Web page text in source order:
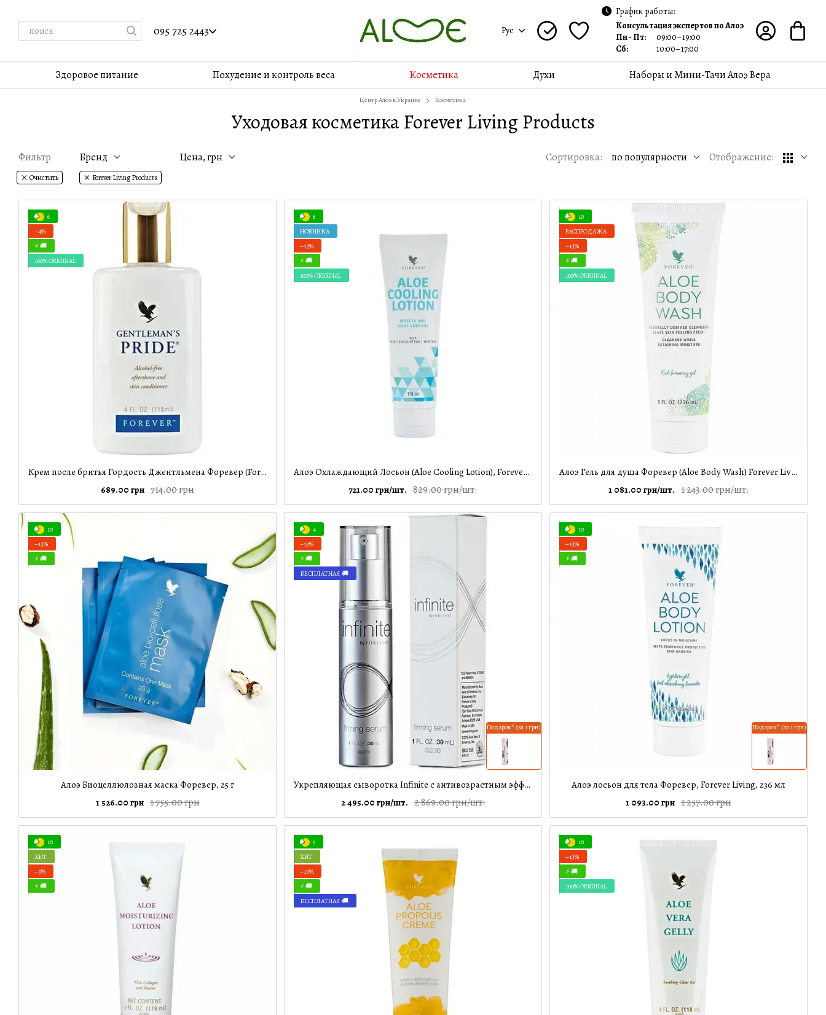
095 725 2443 Рус
График работы:
Консультация экспертов по Алоэ
Пн - Пт:
09:00–19:00
Сб:
10:00–17:00
Здоровое питание Похудение и контроль веса Косметика Духи Наборы и Мини-Тачи Алоэ Вера
Центр Алоэ в Украине Косметика
Уходовая косметика Forever Living Products
Фильтр
Очистить
Бренд
Forever Living Products
Цена, грн Сортировка: по популярности Отображение:
6
−4%
⚡ 🚚
100% ORIGINAL
Крем после бритья Гордость Джентльмена Форевер (Forever Living Products), 118 мл
714.00 грн
689.00 грн
6
НОВИНКА
−13%
⚡ 🚚
100% ORIGINAL
Алоэ Охлаждающий Лосьон (Aloe Cooling Lotion), Forever Living, 118 мл
829.00 грн/шт.
721.00 грн/шт.
10
РАСПРОДАЖА
−13%
⚡ 🚚
100% ORIGINAL
Алоэ Гель для душа Форевер (Aloe Body Wash) Forever Living, 236 мл
1 243.00 грн/шт.
1 081.00 грн/шт.
10
−13%
⚡ 🚚
Алоэ Биоцеллюлозная маска Форевер, 25 г
1 755.00 грн
1 526.00 грн
Подарок* (за 1 грн)
4
−13%
⚡ 🚚
БЕСПЛАТНАЯ 🚚
Укрепляющая сыворотка Infinite с антивозрастным эффектом, 30 мл
2 869.00 грн/шт.
2 495.00 грн/шт.
Подарок* (за 1 грн)
10
−13%
⚡ 🚚
Алоэ лосьон для тела Форевер, Forever Living, 236 мл
1 257.00 грн
1 093.00 грн
10
ХИТ
−3%
⚡ 🚚
6
ХИТ
−13%
⚡ 🚚
БЕСПЛАТНАЯ 🚚
10
−13%
⚡ 🚚
100% ORIGINAL